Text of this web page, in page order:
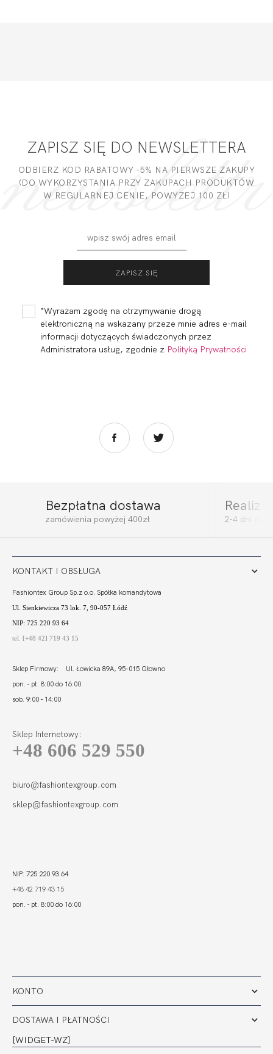
ZAPISZ SIĘ DO NEWSLETTERA
ODBIERZ KOD RABATOWY -5% NA PIERWSZE ZAKUPY
(DO WYKORZYSTANIA PRZY ZAKUPACH PRODUKTÓW
W REGULARNEJ CENIE, POWYZEJ 100 ZŁ)
*Wyrażam zgodę na otrzymywanie drogą
elektroniczną na wskazany przeze mnie adres e-mail
informacji dotyczących świadczonych przez
Administratora usług, zgodnie z Polityką Prywatności
Bezpłatna dostawa
zamówienia powyżej 400zł 2-4 dni
KONTO
DOSTAWA I PŁATNOŚCI
[WIDGET-WZ]
KONTAKT I OBSŁUGA
Fashiontex Group Sp.z o.o. Spółka komandytowa
Ul. Sienkiewicza 73 lok. 7, 90-057 Łódź
NIP: 725 220 93 64
tel. [+48 42] 719 43 15
Sklep Firmowy: Ul. Łowicka 89A, 95-015 Głowno
pon. - pt. 8:00 do 16:00
sob. 9:00 - 14:00
Sklep Internetowy:
+48 606 529 550
biuro@fashiontexgroup.com
sklep@fashiontexgroup.com
NIP: 725 220 93 64
+48 42 719 43 15
pon. - pt. 8:00 do 16:00